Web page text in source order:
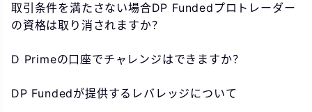
取引条件を満たさない場合DP Fundedプロトレーダー
の資格は取り消されますか？
D Primeの口座でチャレンジはできますか？
DP Fundedが提供するレバレッジについて